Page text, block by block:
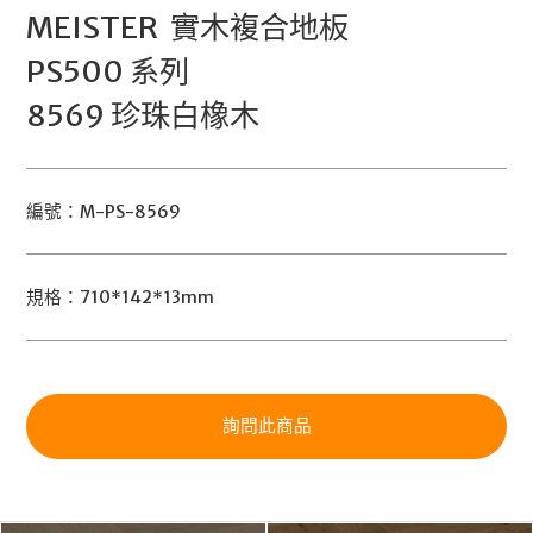
MEISTER 實木複合地板
PS500 系列
8569 珍珠白橡木
編號：M-PS-8569
規格：710*142*13mm
詢問此商品